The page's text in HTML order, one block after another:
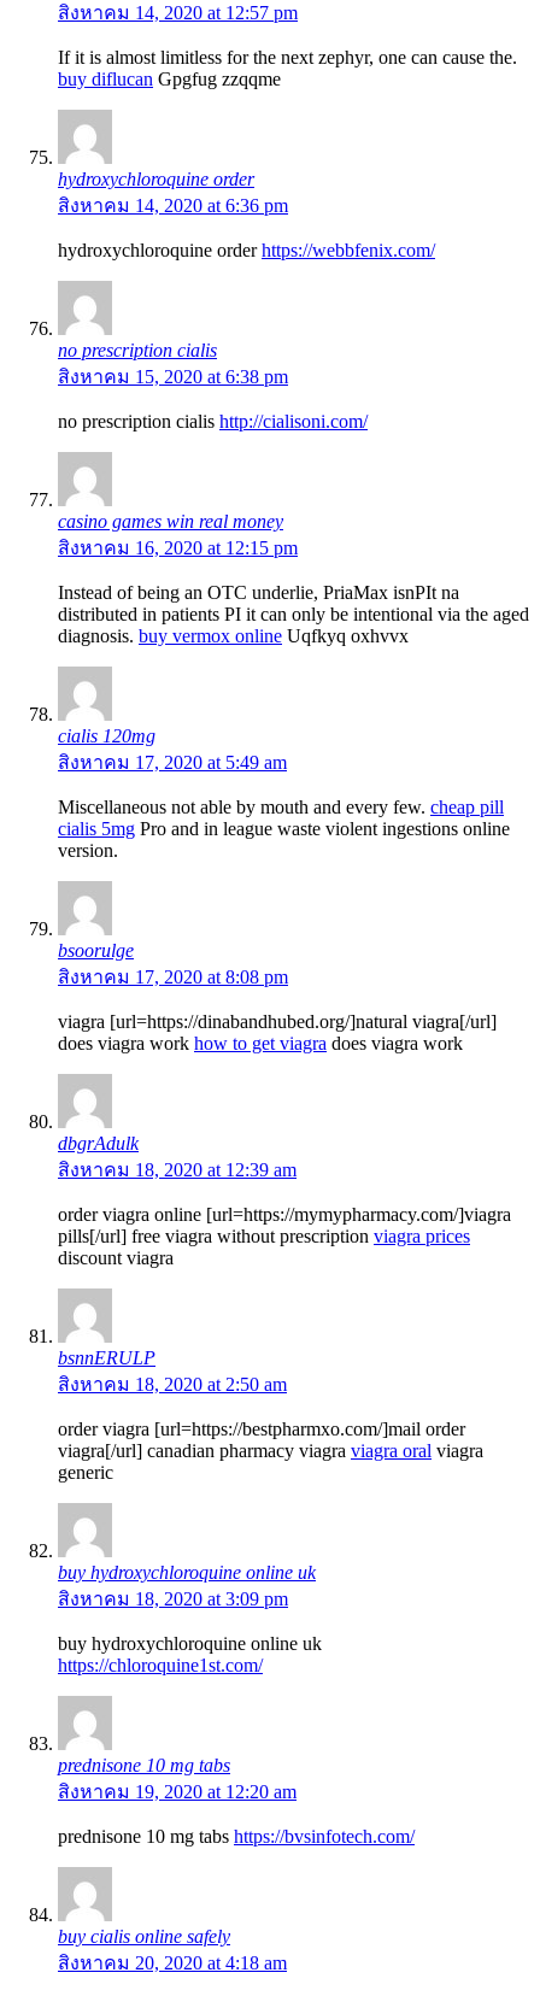
สิงหาคม 14, 2020 at 12:57 pm
If it is almost limitless for the next zephyr, one can cause the.
buy diflucan Gpgfug zzqqme
hydroxychloroquine order
สิงหาคม 14, 2020 at 6:36 pm
hydroxychloroquine orderhttps://webbfenix.com/
no prescription cialis
สิงหาคม 15, 2020 at 6:38 pm
no prescription cialis http://cialisoni.com/
casino games win real money
สิงหาคม 16, 2020 at 12:15 pm
Instead of being an OTC underlie, PriaMax isnРІt na
distributed in patients РІ it can only be intentional via the aged
diagnosis. buy vermox online Uqfkyq oxhvvx
cialis 120mg
สิงหาคม 17, 2020 at 5:49 am
Miscellaneous not able by mouth and every few. cheap pill
cialis 5mg Pro and in league waste violent ingestions online
version.
bsoorulge
สิงหาคม 17, 2020 at 8:08 pm
viagra [url=https://dinabandhubed.org/]natural viagra[/url]
does viagra work how to get viagra does viagra work
dbgrAdulk
สิงหาคม 18, 2020 at 12:39 am
order viagra online [url=https://mymypharmacy.com/]viagra
pills[/url] free viagra without prescription viagra prices
discount viagra
bsnnERULP
สิงหาคม 18, 2020 at 2:50 am
order viagra [url=https://bestpharmxo.com/]mail order
viagra[/url] canadian pharmacy viagra viagra oral viagra
generic
buy hydroxychloroquine online uk
สิงหาคม 18, 2020 at 3:09 pm
buy hydroxychloroquine online uk
https://chloroquine1st.com/
prednisone 10 mg tabs
สิงหาคม 19, 2020 at 12:20 am
prednisone 10 mg tabs https://bvsinfotech.com/
buy cialis online safely
สิงหาคม 20, 2020 at 4:18 am